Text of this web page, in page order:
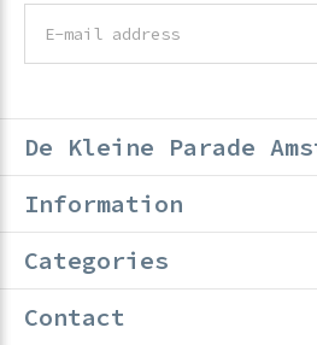
De Kleine Parade
Information
Categories
Contact